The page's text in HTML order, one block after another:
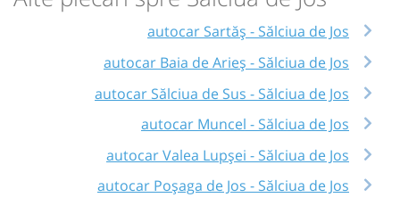
autocar Sartăș - Sălciua de Jos
autocar Baia de Arieș - Sălciua de Jos
autocar Sălciua de Sus - Sălciua de Jos
autocar Muncel - Sălciua de Jos
autocar Valea Lupșei - Sălciua de Jos
autocar Poșaga de Jos - Sălciua de Jos